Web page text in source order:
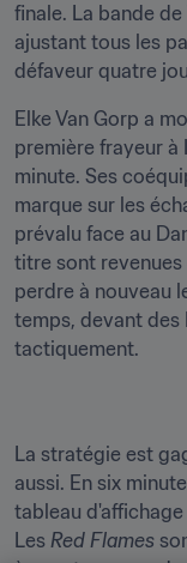
finale. La bande
ajustant tous les
défaveur quatre
Elke Van Gorp a
première frayeur à
minute. Ses
marque sur les
prévalu face au
titre sont revenues
perdre à nouveau
temps, devant des
tactiquement.
La stratégie est
aussi. En six
tableau
Les Red Flames